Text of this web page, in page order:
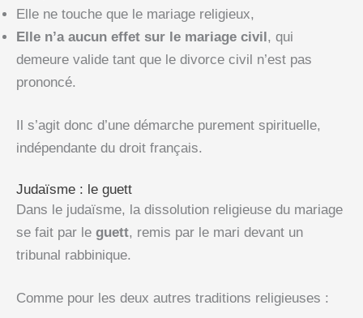
Elle ne touche que le mariage religieux,
Elle n’a aucun effet sur le mariage civil, qui
demeure valide tant que le divorce civil n’est pas
prononcé.
Il s’agit donc d’une démarche purement spirituelle,
indépendante du droit français.
Judaïsme : le guett
Dans le judaïsme, la dissolution religieuse du mariage
se fait par le guett, remis par le mari devant un
tribunal rabbinique.
Comme pour les deux autres traditions religieuses :